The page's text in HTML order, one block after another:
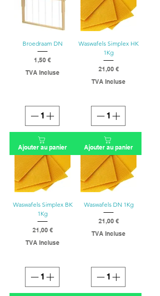
Broedraam DN
Prix
1,50 €
TVA Incluse
Ajouter au panier
Waswafels Simplex HK
1Kg
Prix
21,00 €
TVA Incluse
Ajouter au panier
Waswafels Simplex BK
1Kg
Prix
21,00 €
TVA Incluse
Waswafels DN 1Kg
Prix
21,00 €
TVA Incluse